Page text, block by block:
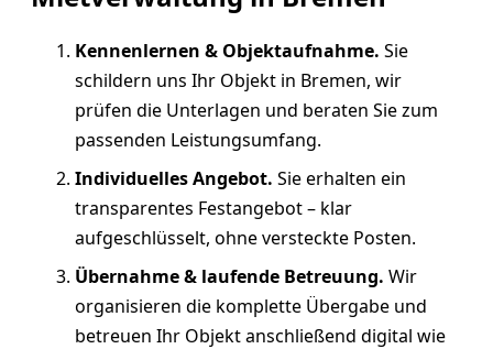
Kennenlernen & Objektaufnahme. Sie
schildern uns Ihr Objekt in Bremen, wir
prüfen die Unterlagen und beraten Sie zum
passenden Leistungsumfang.
Individuelles Angebot. Sie erhalten ein
transparentes Festangebot – klar
aufgeschlüsselt, ohne versteckte Posten.
Übernahme & laufende Betreuung. Wir
organisieren die komplette Übergabe und
betreuen Ihr Objekt anschließend digital wie